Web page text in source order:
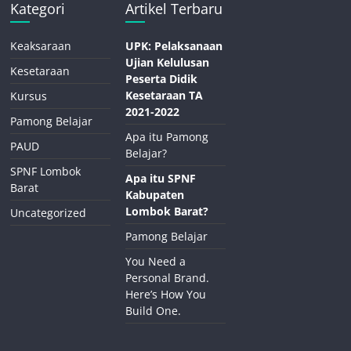
Kategori
Keaksaraan
Kesetaraan
Kursus
Pamong Belajar
PAUD
SPNF Lombok
Barat
Uncategorized
Artikel Terbaru
UPK: Pelaksanaan
Ujian Kelulusan
Peserta Didik
Kesetaraan TA
2021-2022
Apa itu Pamong
Belajar?
Apa itu SPNF
Kabupaten
Lombok Barat?
Pamong Belajar
You Need a
Personal Brand.
Here’s How You
Build One.